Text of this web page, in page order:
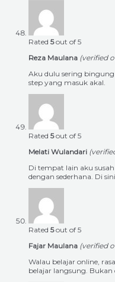
Rated 5out of 5
Reza Maulana (verified
Aku dulu sering bingung
step yang masuk akal.
Rated 5out of 5
Melati Wulandari
Di tempat lain aku
dengan sederhana. Di
Rated 5out of 5
Fajar Maulana (verified
Walau belajar online,
belajar langsung. Bukan